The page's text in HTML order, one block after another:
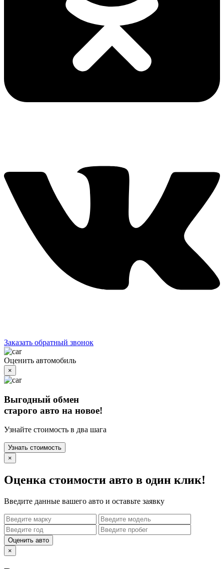
Заказать обратный звонок
Оценить автомобиль
×
Выгодный обмен
старого авто на новое!
Узнайте стоимость в два шага
Узнать стоимость
×
Оценка стоимости авто в один клик!
Введите данные вашего авто и оставьте заявку
Оценить авто
×